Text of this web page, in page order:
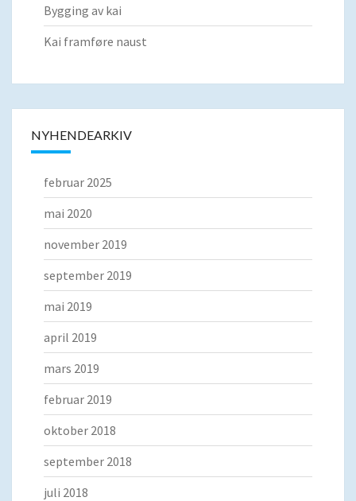
Bygging av kai
Kai framføre naust
NYHENDEARKIV
februar 2025
mai 2020
november 2019
september 2019
mai 2019
april 2019
mars 2019
februar 2019
oktober 2018
september 2018
juli 2018